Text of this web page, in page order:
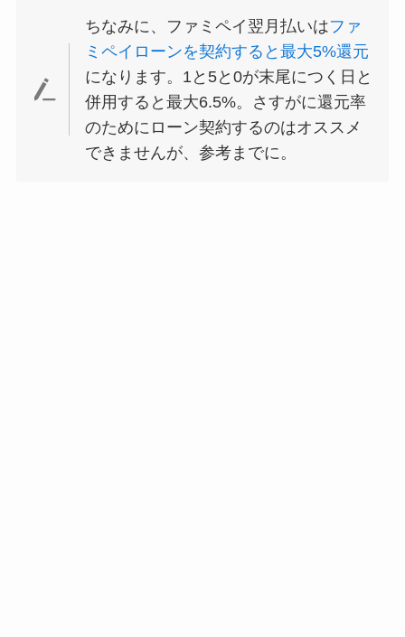
ちなみに、ファミペイ翌月払いはファ
ミペイローンを契約すると最大5%還元
になります。1と5と0が末尾につく日と
併用すると最大6.5%。さすがに還元率
のためにローン契約するのはオススメ
できませんが、参考までに。